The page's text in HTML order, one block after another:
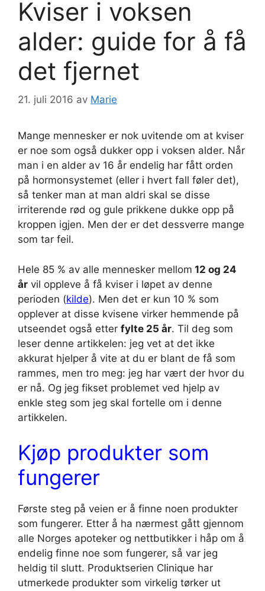
Kviser i voksen
alder: guide for å få
det fjernet
21. juli 2016 av Marie
Mange mennesker er nok uvitende om at kviser
er noe som også dukker opp i voksen alder. Når
man i en alder av 16 år endelig har fått orden
på hormonsystemet (eller i hvert fall føler det),
så tenker man at man aldri skal se disse
irriterende rød og gule prikkene dukke opp på
kroppen igjen. Men der er det dessverre mange
som tar feil.
Hele 85 % av alle mennesker mellom 12 og 24
år vil oppleve å få kviser i løpet av denne
perioden (kilde). Men det er kun 10 % som
opplever at disse kvisene virker hemmende på
utseendet også etter fylte 25 år. Til deg som
leser denne artikkelen: jeg vet at det ikke
akkurat hjelper å vite at du er blant de få som
rammes, men tro meg: jeg har vært der hvor du
er nå. Og jeg fikset problemet ved hjelp av
enkle steg som jeg skal fortelle om i denne
artikkelen.
Kjøp produkter som
fungerer
Første steg på veien er å finne noen produkter
som fungerer. Etter å ha nærmest gått gjennom
alle Norges apoteker og nettbutikker i håp om å
endelig finne noe som fungerer, så var jeg
heldig til slutt. Produktserien Clinique har
utmerkede produkter som virkelig tørker ut